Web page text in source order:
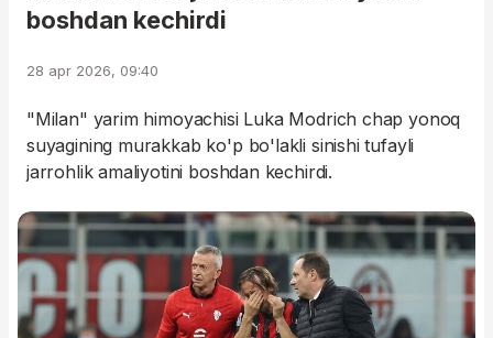
boshdan kechirdi
28 apr 2026, 09:40
"Milan" yarim himoyachisi Luka Modrich chap yonoq
suyagining murakkab ko'p bo'lakli sinishi tufayli
jarrohlik amaliyotini boshdan kechirdi.